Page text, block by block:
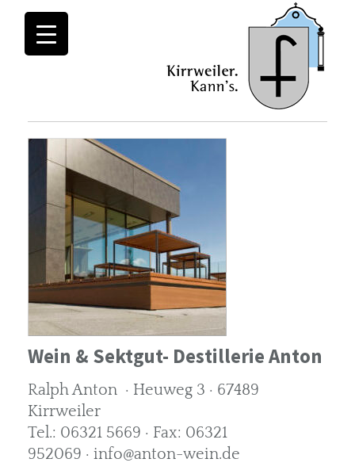
Wein & Sektgut- Destillerie Anton
Ralph Anton · Heuweg 3 · 67489
Kirrweiler
Tel.: 06321 5669 · Fax: 06321
952069 · info@anton-wein.de